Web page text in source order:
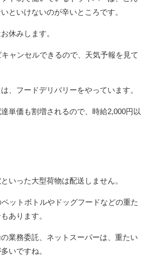
といけないのが辛いところです。
休みします。
ャンセルできるので、天気予報を見て
、フードデリバリーをやっています。
単価も割増されるので、時給2,000円以
いった大型荷物は配送しません。
ットボトルやドッグフードなどの重た
あります。
業務委託、ネットスーパーは、重たい
いですね。